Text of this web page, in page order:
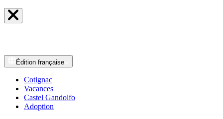
Édition française
Cotignac
Vacances
Castel Gandolfo
Adoption